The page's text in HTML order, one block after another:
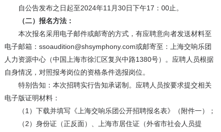
自公告发布之日起至2024年11月30日下午17：00止。
（二）报名方法：
本次报名采用电子邮件或邮寄的方式，有应聘意向者发送材料至
电子邮箱：ssoaudition@shsymphony.com或邮寄至：上海交响乐团
人力资源中心（中国上海市徐汇区复兴中路1380号）。应聘人员根据
自身情况，对照报考岗位的资格条件选报岗位。
特别告知：本次招聘实行告知承诺制。应聘人员按要求提交相关
电子版证明材料：
（1）下载并填写《上海交响乐团公开招聘报名表》（附件一）；
（2）身份证（正反面）、上海市居住证（外省市社会人员提